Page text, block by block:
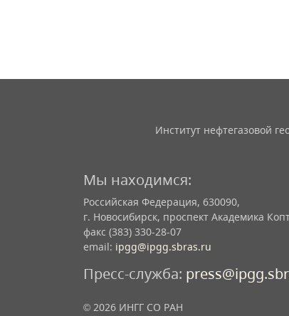
Институт нефтегазовой
Мы находимся:
Российская Федерация, 630090,
г. Новосибирск, проспект Академика
факс (383) 330-28-07
email: ipgg@ipgg.sbras.ru
Пресс-служба:
© 2026 ИНГГ СО РАН